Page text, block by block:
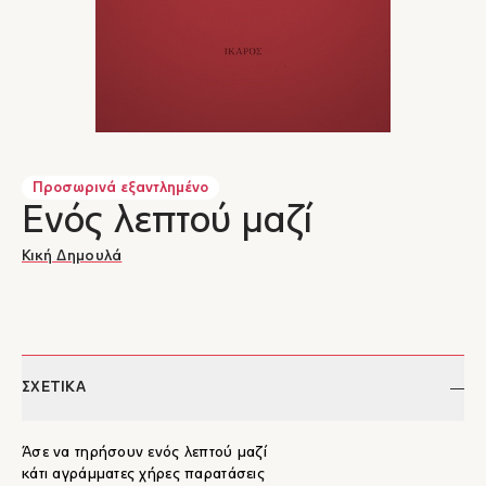
Προσωρινά εξαντλημένο
Ενός λεπτού μαζί
Κική Δημουλά
ΣΧΕΤΙΚΑ
Άσε να τηρήσουν ενός λεπτού μαζί
κάτι αγράμματες χήρες παρατάσεις